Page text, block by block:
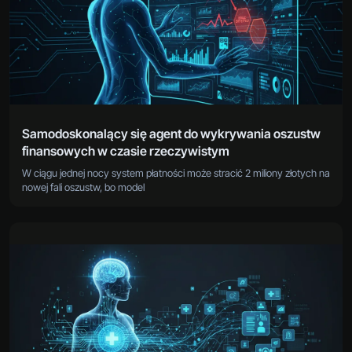
Samodoskonalący się agent do wykrywania oszustw
finansowych w czasie rzeczywistym
W ciągu jednej nocy system płatności może stracić 2 miliony złotych na
nowej fali oszustw, bo model